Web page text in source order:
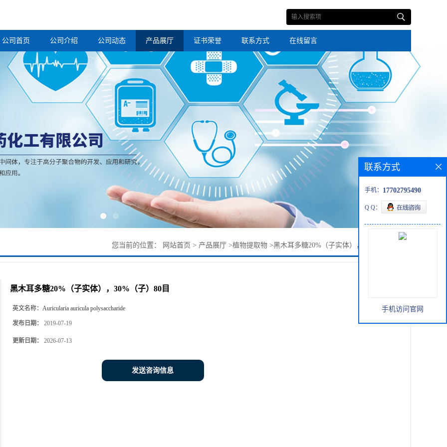
公司首页 公司介绍 公司动态 产品展厅 证书荣誉 联系方式 在线留言
您当前的位置： 网站首页 > 产品展厅 >植物提取物 >黑木耳多糖20%（子实体），30%（子）80目
黑木耳多糖20%（子实体），30%（子）80目
英文名称： Auricularia auricula polysaccharide
发布日期： 2019-07-19
更新日期： 2026-07-13
发送咨询信息
联系方式
手机： 17702795490
Q Q：
手机访问官网